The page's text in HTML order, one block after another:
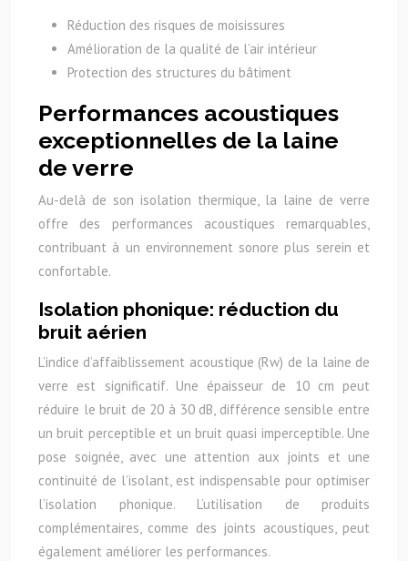
Réduction des risques de moisissures
Amélioration de la qualité de l’air intérieur
Protection des structures du bâtiment
Performances acoustiques
exceptionnelles de la laine
de verre
Au-delà de son isolation thermique, la laine de verre
offre des performances acoustiques remarquables,
contribuant à un environnement sonore plus serein et
confortable.
Isolation phonique: réduction du
bruit aérien
L’indice d’affaiblissement acoustique (Rw) de la laine de
verre est significatif. Une épaisseur de 10 cm peut
réduire le bruit de 20 à 30 dB, différence sensible entre
un bruit perceptible et un bruit quasi imperceptible. Une
pose soignée, avec une attention aux joints et une
continuité de l’isolant, est indispensable pour optimiser
l’isolation phonique. L’utilisation de produits
complémentaires, comme des joints acoustiques, peut
également améliorer les performances.